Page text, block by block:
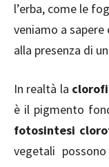
l’erba, come le
veniamo a
alla presenza di un
In realtà la
è il pigmento
fotosintesi
vegetali